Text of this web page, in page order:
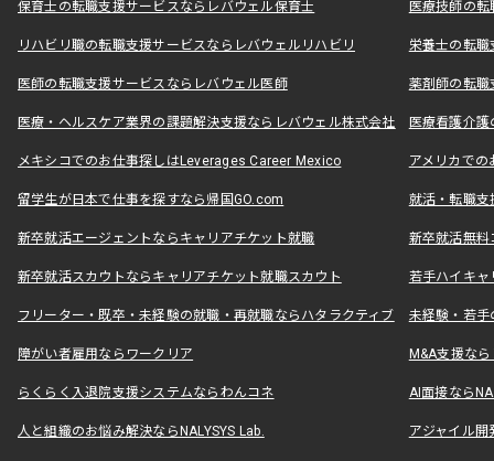
保育士の転職支援サービスならレバウェル保育士 医療技師の
リハビリ職の転職支援サービスならレバウェルリハビリ 栄養士の転
医師の転職支援サービスならレバウェル医師 薬剤師の転
医療・ヘルスケア業界の課題解決支援ならレバウェル株式会社 医療看護介
メキシコでのお仕事探しはLeverages Career Mexico アメリカで
留学生が日本で仕事を探すなら帰国GO.com 就活・転職
新卒就活エージェントならキャリアチケット就職 新卒就活無料
新卒就活スカウトならキャリアチケット就職スカウト 若手ハイキ
フリーター・既卒・未経験の就職・再就職ならハタラクティブ 未経験・若手
障がい者雇用ならワークリア M&A支援な
らくらく入退院支援システムならわんコネ AI面接なら
人と組織のお悩み解決ならNALYSYS Lab. アジャイル